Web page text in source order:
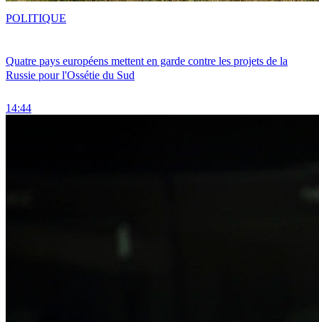
Quatre pays européens mettent en garde contre les projets de la
Russie pour l'Ossétie du Sud
14:44
POLITIQUE